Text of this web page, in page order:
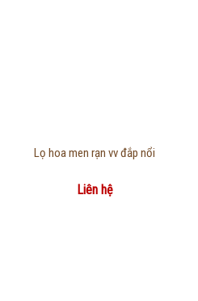
Thông tin chi tiết
Lọ hoa men rạn vv đắp nổi
Liên hệ